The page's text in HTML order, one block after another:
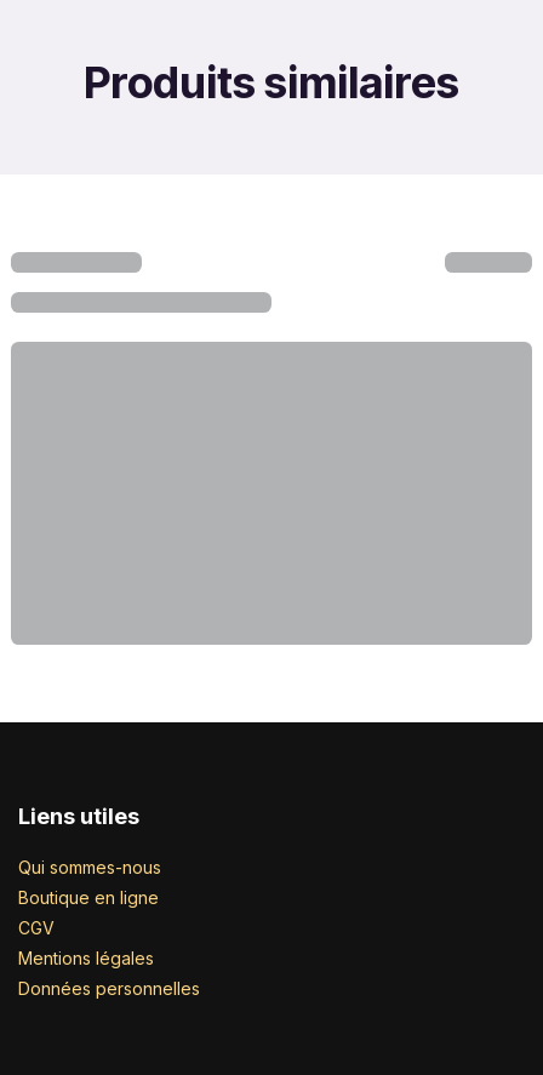
Produits similaires
Liens utiles
Qui sommes-nous
Boutique en ligne
CGV
Mentions légales
Données personnelles